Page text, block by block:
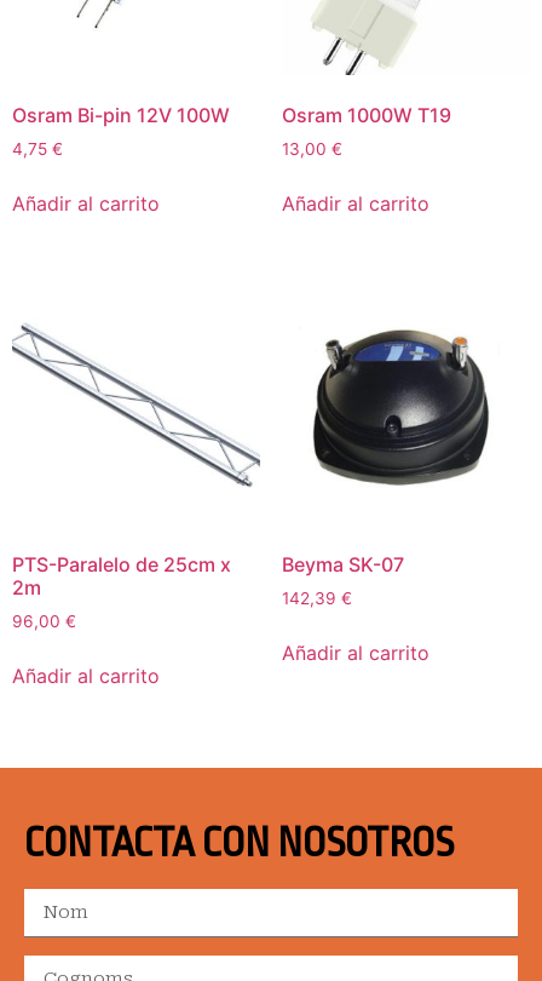
Osram Bi-pin 12V 100W
4,75 €
Añadir al carrito
Osram 1000W T19
13,00 €
Añadir al carrito
PTS-Paralelo de 25cm x
2m
96,00 €
Añadir al carrito
Beyma SK-07
142,39 €
Añadir al carrito
CONTACTA CON NOSOTROS